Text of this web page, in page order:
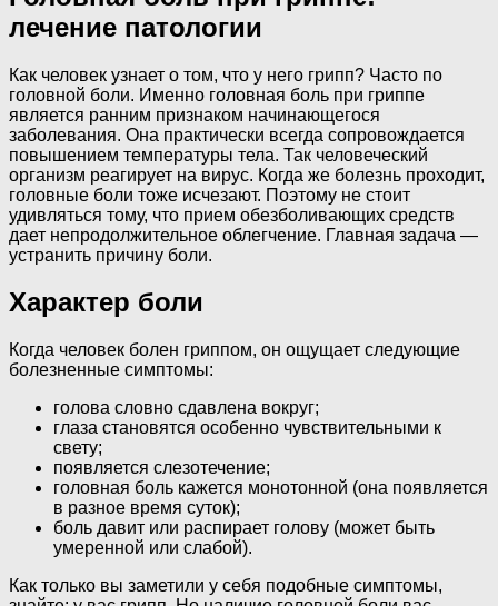
лечение патологии
Как человек узнает о том, что у него грипп? Часто по
головной боли. Именно головная боль при гриппе
является ранним признаком начинающегося
заболевания. Она практически всегда сопровождается
повышением температуры тела. Так человеческий
организм реагирует на вирус. Когда же болезнь проходит,
головные боли тоже исчезают. Поэтому не стоит
удивляться тому, что прием обезболивающих средств
дает непродолжительное облегчение. Главная задача —
устранить причину боли.
Характер боли
Когда человек болен гриппом, он ощущает следующие
болезненные симптомы:
голова словно сдавлена вокруг;
глаза становятся особенно чувствительными к
свету;
появляется слезотечение;
головная боль кажется монотонной (она появляется
в разное время суток);
боль давит или распирает голову (может быть
умеренной или слабой).
Как только вы заметили у себя подобные симптомы,